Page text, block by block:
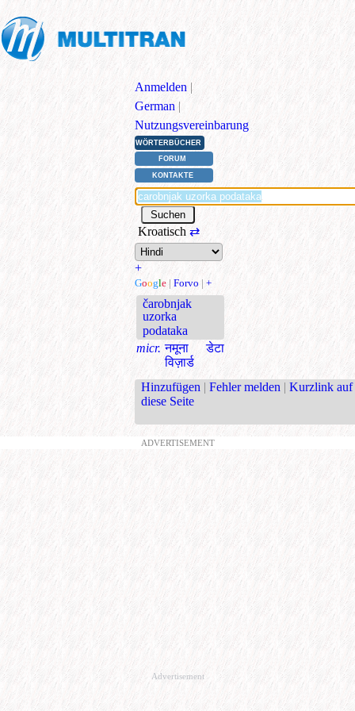
Anmelden |
German |
Nutzungsvereinbarung
WÖRTERBÜCHER
FORUM
KONTAKTE
Kroatisch ⇄
+
Google | Forvo | +
čarobnjak
uzorka
podataka
micr. नमूना डेटा
विज़ार्ड
Hinzufügen | Fehler melden | Kurzlink auf
diese Seite
ADVERTISEMENT
Advertisement